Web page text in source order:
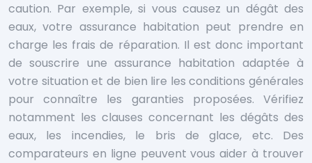
caution. Par exemple, si vous causez un dégât des
eaux, votre assurance habitation peut prendre en
charge les frais de réparation. Il est donc important
de souscrire une assurance habitation adaptée à
votre situation et de bien lire les conditions générales
pour connaître les garanties proposées. Vérifiez
notamment les clauses concernant les dégâts des
eaux, les incendies, le bris de glace, etc. Des
comparateurs en ligne peuvent vous aider à trouver